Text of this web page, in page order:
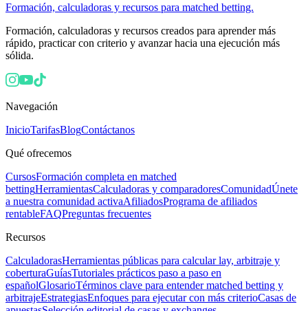
Formación, calculadoras y recursos para matched betting.
Formación, calculadoras y recursos creados para aprender más
rápido, practicar con criterio y avanzar hacia una ejecución más
sólida.
Navegación
InicioTarifasBlogContáctanos
Qué ofrecemos
CursosFormación completa en matched
bettingHerramientasCalculadoras y comparadoresComunidadÚnete
a nuestra comunidad activaAfiliadosPrograma de afiliados
rentableFAQPreguntas frecuentes
Recursos
CalculadorasHerramientas públicas para calcular lay, arbitraje y
coberturaGuíasTutoriales prácticos paso a paso en
españolGlosarioTérminos clave para entender matched betting y
arbitrajeEstrategiasEnfoques para ejecutar con más criterioCasas de